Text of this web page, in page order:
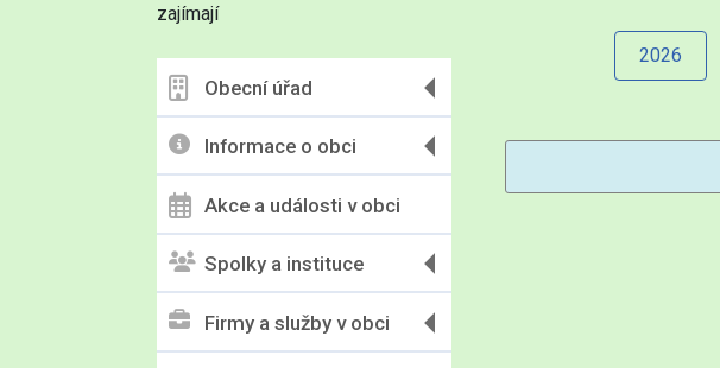
zajímají
Obecní úřad
Informace o obci
Akce a události v obci
Spolky a instituce
Firmy a služby v obci
2026